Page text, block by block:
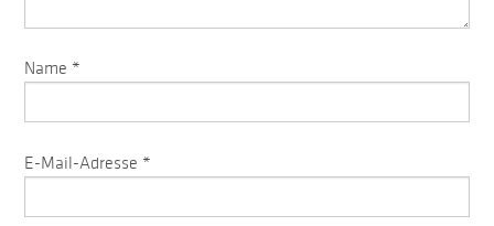
Name *
E-Mail-Adresse *